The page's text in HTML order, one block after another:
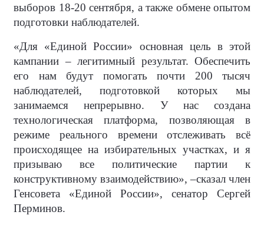
выборов 18-20 сентября, а также обмене опытом
подготовки наблюдателей.
«Для «Единой России» основная цель в этой
кампании – легитимный результат. Обеспечить
его нам будут помогать почти 200 тысяч
наблюдателей, подготовкой которых мы
занимаемся непрерывно. У нас создана
технологическая платформа, позволяющая в
режиме реального времени отслеживать всё
происходящее на избирательных участках, и я
призываю все политические партии к
конструктивному взаимодействию», –сказал член
Генсовета «Единой России», сенатор Сергей
Перминов.